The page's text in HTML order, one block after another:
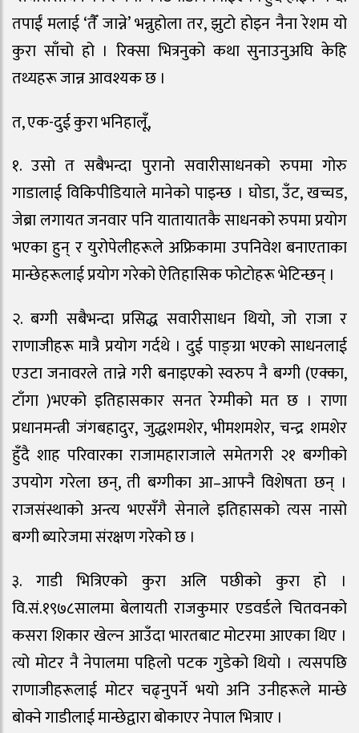
तपाईं मलाई ‘तैँ जान्ने’ भन्नुहोला तर, झुटो होइन नैना रेशम यो
कुरा साँचो हो । रिक्सा भित्रनुको कथा सुनाउनुअघि केहि
तथ्यहरू जान्न आवश्यक छ ।
त, एक-दुई कुरा भनिहालूँ,
१. उसो त सबैभन्दा पुरानो सवारीसाधनको रुपमा गोरु
गाडालाई विकिपीडियाले मानेको पाइन्छ । घोडा, उँट, खच्चड,
जेब्रा लगायत जनवार पनि यातायातकै साधनको रुपमा प्रयोग
भएका हुन् र युरोपेलीहरूले अफ्रिकामा उपनिवेश बनाएताका
मान्छेहरूलाई प्रयोग गरेको ऐतिहासिक फोटोहरू भेटिन्छन् ।
२. बग्गी सबैभन्दा प्रसिद्ध सवारीसाधन थियो, जो राजा र
राणाजीहरू मात्रै प्रयोग गर्दथे । दुई पाङ्ग्रा भएको साधनलाई
एउटा जनावरले तान्ने गरी बनाइएको स्वरुप नै बग्गी (एक्का,
टाँगा )भएको इतिहासकार सनत रेग्मीको मत छ । राणा
प्रधानमन्त्री जंगबहादुर, जुद्धशमशेर, भीमशमशेर, चन्द्र शमशेर
हुँदै शाह परिवारका राजामहाराजाले समेतगरी २१ बग्गीको
उपयोग गरेला छन्, ती बग्गीका आ–आफ्नै विशेषता छन् ।
राजसंस्थाको अन्त्य भएसँगै सेनाले इतिहासको त्यस नासो
बग्गी ब्यारेजमा संरक्षण गरेको छ ।
३. गाडी भित्रिएको कुरा अलि पछीको कुरा हो ।
वि.सं.१९७८सालमा बेलायती राजकुमार एडवर्डले चितवनको
कसरा शिकार खेल्न आउँदा भारतबाट मोटरमा आएका थिए ।
त्यो मोटर नै नेपालमा पहिलो पटक गुडेको थियो । त्यसपछि
राणाजीहरूलाई मोटर चढ्नुपर्ने भयो अनि उनीहरूले मान्छे
बोक्ने गाडीलाई मान्छेद्वारा बोकाएर नेपाल भित्राए ।